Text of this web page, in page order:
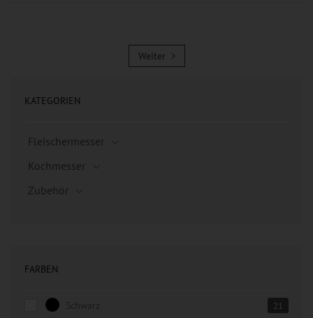
Weiter Weiter
KATEGORIEN
Fleischermesser
Kochmesser
Zubehör
FARBEN
21